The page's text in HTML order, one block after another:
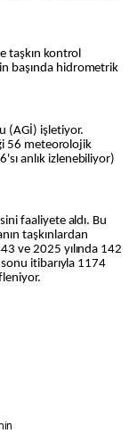
taşkın kontrol
başında hidrometrik
(AGİ) işletiyor.
56 meteorolojik
anlık izlenebiliyor)
faaliyete aldı. Bu
taşkınlardan
ve 2025 yılında 142
sonu itibarıyla 1174